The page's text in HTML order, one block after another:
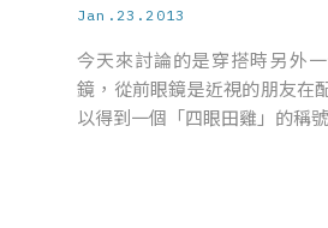
Jan.23.2013
今天來討論的是穿搭時另外
鏡，從前眼鏡是近視的朋友在
以得到一個「四眼田雞」的稱